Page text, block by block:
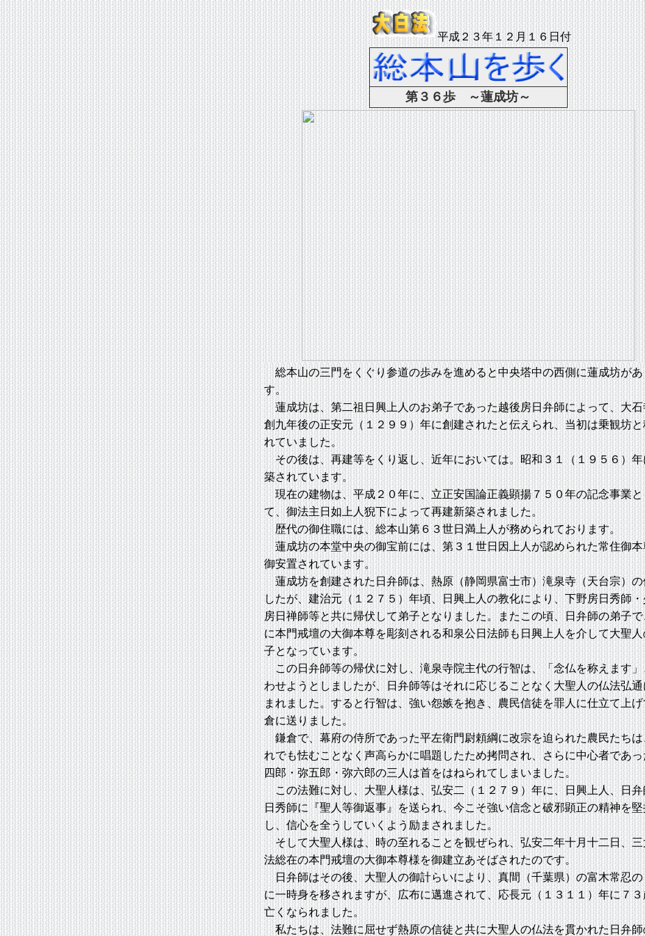
平成２３年１２月１６日付
第３６歩 ～蓮成坊～
総本山の三門をくぐり参道の歩みを進めると中央塔中の西側に蓮成坊があ
す。
蓮成坊は、第二祖日興上人のお弟子であった越後房日弁師によって、大石
創九年後の正安元（１２９９）年に創建されたと伝えられ、当初は乗観坊と
れていました。
その後は、再建等をくり返し、近年においては。昭和３１（１９５６）年
築されています。
現在の建物は、平成２０年に、立正安国論正義顕揚７５０年の記念事業と
て、御法主日如上人猊下によって再建新築されました。
歴代の御住職には、総本山第６３世日満上人が務められております。
蓮成坊の本堂中央の御宝前には、第３１世日因上人が認められた常住御本
御安置されています。
蓮成坊を創建された日弁師は、熱原（静岡県富士市）滝泉寺（天台宗）の
したが、建治元（１２７５）年頃、日興上人の教化により、下野房日秀師・
房日禅師等と共に帰伏して弟子となりました。またこの頃、日弁師の弟子で
に本門戒壇の大御本尊を彫刻される和泉公日法師も日興上人を介して大聖人
子となっています。
この日弁師等の帰伏に対し、滝泉寺院主代の行智は、「念仏を称えます」
わせようとしましたが、日弁師等はそれに応じることなく大聖人の仏法弘通
まれました。すると行智は、強い怨嫉を抱き、農民信徒を罪人に仕立て上げ
倉に送りました。
鎌倉で、幕府の侍所であった平左衛門尉頼綱に改宗を迫られた農民たちは
れでも怯むことなく声高らかに唱題したため拷問され、さらに中心者であっ
四郎・弥五郎・弥六郎の三人は首をはねられてしまいました。
この法難に対し、大聖人様は、弘安二（１２７９）年に、日興上人、日弁
日秀師に『聖人等御返事』を送られ、今こそ強い信念と破邪顕正の精神を堅
し、信心を全うしていくよう励まされました。
そして大聖人様は、時の至れることを観ぜられ、弘安二年十月十二日、三
法総在の本門戒壇の大御本尊様を御建立あそばされたのです。
日弁師はその後、大聖人の御計らいにより、真間（千葉県）の富木常忍の
に一時身を移されますが、広布に邁進されて、応長元（１３１１）年に７３
亡くなられました。
私たちは、法難に屈せず熱原の信徒と共に大聖人の仏法を貫かれた日弁師